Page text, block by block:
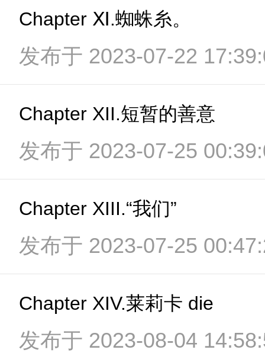
Chapter Ⅺ.蜘蛛糸。
发布于 2023-07-22
Chapter XII.短暂的善意
发布于 2023-07-25
Chapter XIII.“我们”
发布于 2023-07-25
Chapter XIV.莱莉卡 die
发布于 2023-08-04